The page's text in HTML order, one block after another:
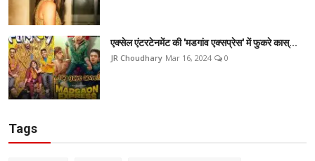
एक्सेल एंटरटेनमेंट की 'मडगांव एक्सप्रेस' में फुकरे कास्...
JR Choudhary Mar 16, 2024 0
Tags